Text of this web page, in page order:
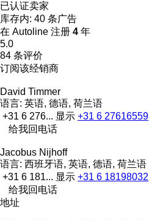
已认证卖家
库存内: 40 条广告
在 Autoline 注册 4 年
5.0
84 条评价
订阅该经销商
David Timmer
语言: 英语, 德语, 荷兰语
+31 6 276... 显示 +31 6 27616559
给我回电话
Jacobus Nijhoff
语言: 西班牙语, 英语, 德语, 荷兰语
+31 6 181... 显示 +31 6 18198032
给我回电话
地址